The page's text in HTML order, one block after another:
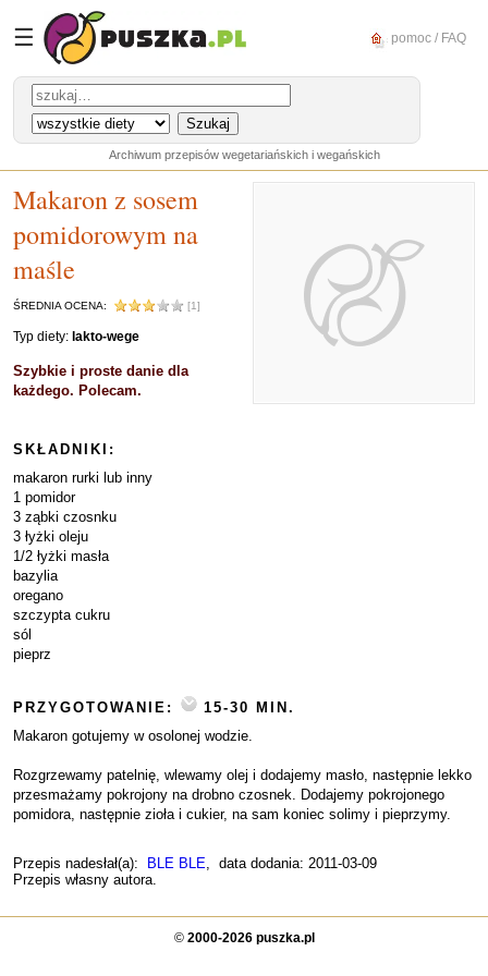
☰ pomoc / FAQ
Archiwum przepisów wegetariańskich i wegańskich
Makaron z sosem
pomidorowym na
maśle
ŚREDNIA OCENA: [1]
Typ diety: lakto-wege
Szybkie i proste danie dla
każdego. Polecam.
SKŁADNIKI:
makaron rurki lub inny
1 pomidor
3 ząbki czosnku
3 łyżki oleju
1/2 łyżki masła
bazylia
oregano
szczypta cukru
sól
pieprz
PRZYGOTOWANIE:
15-30 MIN.
Makaron gotujemy w osolonej wodzie.
Rozgrzewamy patelnię, wlewamy olej i dodajemy masło, następnie lekko
przesmażamy pokrojony na drobno czosnek. Dodajemy pokrojonego
pomidora, następnie zioła i cukier, na sam koniec solimy i pieprzymy.
Przepis nadesłał(a): BLE BLE, data dodania: 2011-03-09
Przepis własny autora.
© 2000-2026 puszka.pl